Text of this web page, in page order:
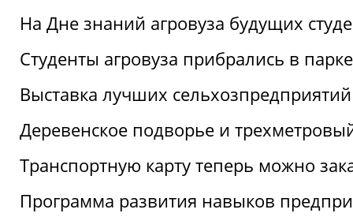
На Дне знаний агровуза будущих
Студенты агровуза прибрались в
Выставка лучших
Деревенское подворье и
Транспортную карту теперь можно
Программа развития навыков